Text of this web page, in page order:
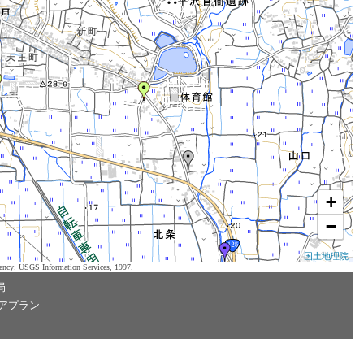
+
−
国土地理院
USGS Information Services, 1997.
プラン